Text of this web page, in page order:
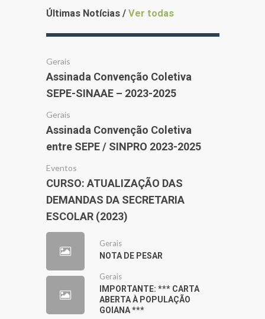
Últimas Notícias / Ver todas
Gerais
Assinada Convenção Coletiva
SEPE-SINAAE – 2023-2025
Gerais
Assinada Convenção Coletiva
entre SEPE / SINPRO 2023-2025
Eventos
CURSO: ATUALIZAÇÃO DAS
DEMANDAS DA SECRETARIA
ESCOLAR (2023)
Gerais
NOTA DE PESAR
Gerais
IMPORTANTE: *** CARTA
ABERTA À POPULAÇÃO
GOIANA ***